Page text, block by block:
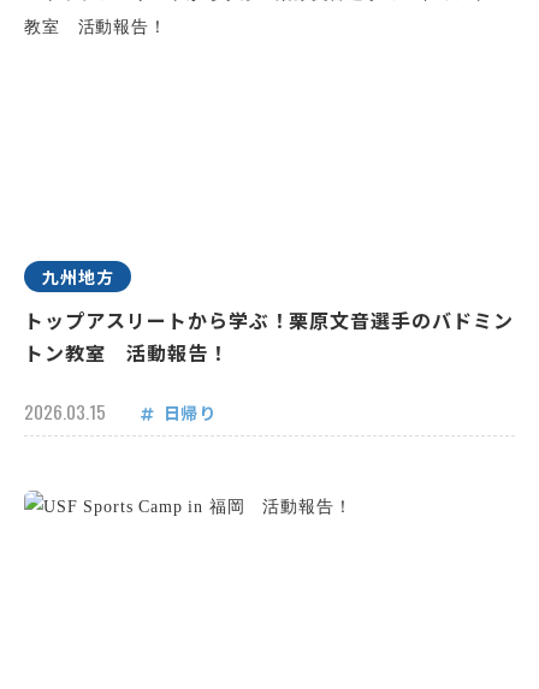
九州地方
トップアスリートから学ぶ！栗原文音選手のバドミン
トン教室 活動報告！
2026.03.15 日帰り